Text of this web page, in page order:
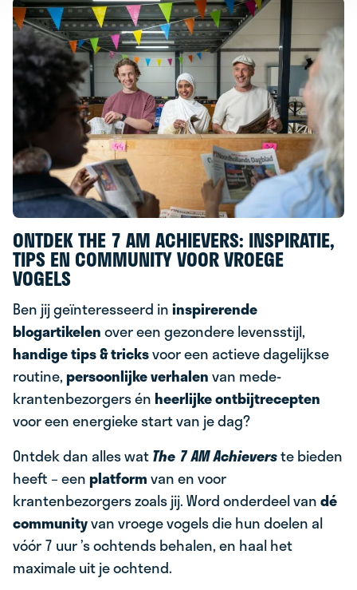
ONTDEK THE 7 AM ACHIEVERS: INSPIRATIE,
TIPS EN COMMUNITY VOOR VROEGE
VOGELS
Ben jij geïnteresseerd ininspirerende
blogartikelenover een gezondere levensstijl,
handige tips & tricksvoor een actieve dagelijkse
routine,persoonlijke verhalenvan mede-
krantenbezorgers énheerlijke ontbijtrecepten
voor een energieke start van je dag?
Ontdek dan alles watThe 7 AM Achieverste bieden
heeft – eenplatformvan en voor
krantenbezorgers zoals jij. Word onderdeel vandé
communityvan vroege vogels die hun doelen al
vóór 7 uur ’s ochtends behalen, en haal het
maximale uit je ochtend.